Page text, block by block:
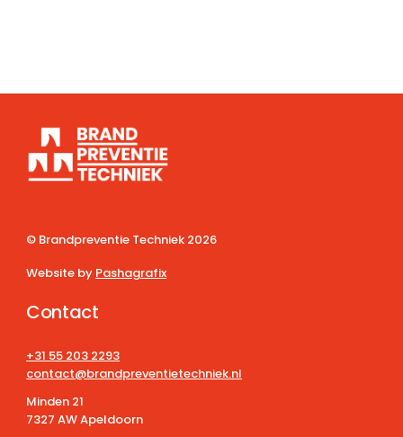
© Brandpreventie Techniek 2026
Website by Pashagrafix
Contact
+31 55 203 2293
contact@brandpreventietechniek.nl
Minden 21
7327 AW Apeldoorn